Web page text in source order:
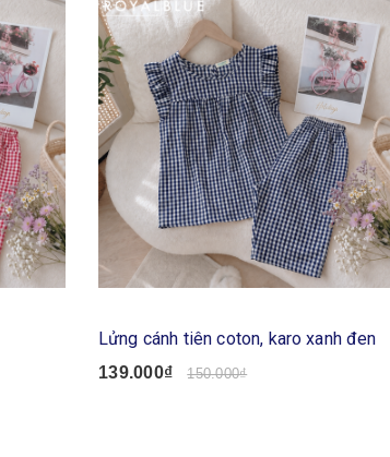
Lửng cánh tiên coton, karo xanh đen
139.000₫ 150.000₫